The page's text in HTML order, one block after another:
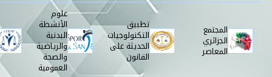
المجتمع
الجزائري
المعاصر
تطبيق
التكنولوجيات
الحديثة على
القانون
علوم
الأنشطة
البدنية
والرياضية
والصحة
العمومية